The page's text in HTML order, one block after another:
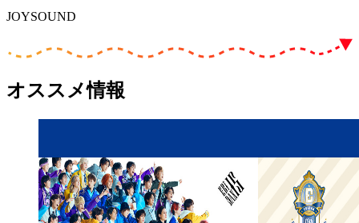
JOYSOUND
オススメ情報